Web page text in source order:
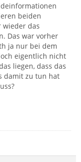
beiden
wieder das
Das war vorher
ja nur bei dem
eigentlich nicht
liegen, dass das
damit zu tun hat